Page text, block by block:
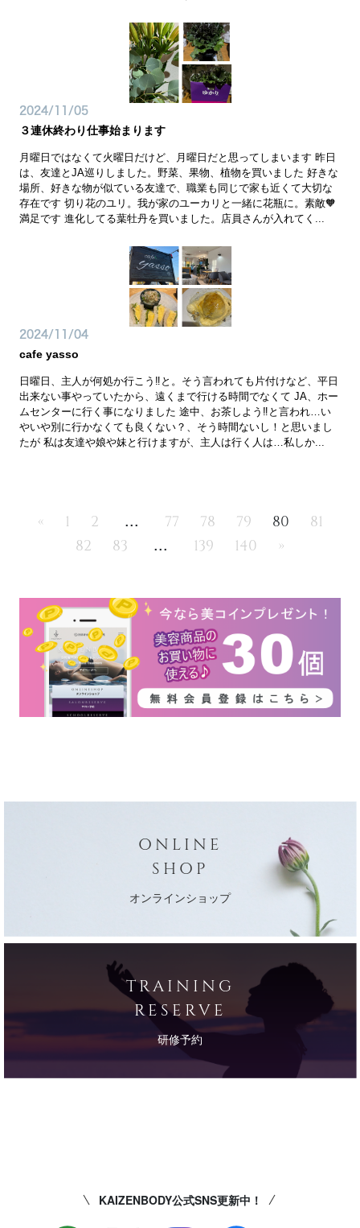
2024/11/05
３連休終わり仕事始まります
月曜日ではなくて火曜日だけど、月曜日だと思ってしまいます 昨日
は、友達とJA巡りしました。野菜、果物、植物を買いました 好きな
場所、好きな物が似ている友達で、職業も同じで家も近くて大切な
存在です 切り花のユリ。我が家のユーカリと一緒に花瓶に。素敵🧡
満足です 進化してる葉牡丹を買いました。店員さんが入れてく...
2024/11/04
cafe yasso
日曜日、主人が何処か行こう‼️と。そう言われても片付けなど、平日
出来ない事やっていたから、遠くまで行ける時間でなくて JA、ホー
ムセンターに行く事になりました 途中、お茶しよう‼️と言われ…い
やいや別に行かなくても良くない？、そう時間ないし！と思いまし
たが 私は友達や娘や妹と行けますが、主人は行く人は…私しか...
« 1 2 ... 77 78 79 80
81
82
83 ... 139 140 »
ONLINE
SHOP
オンラインショップ
TRAINING
RESERVE
研修予約
KAIZENBODY公式SNS更新中！